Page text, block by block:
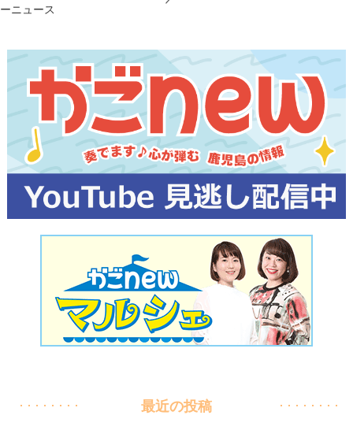
ーニュース
最近の投稿